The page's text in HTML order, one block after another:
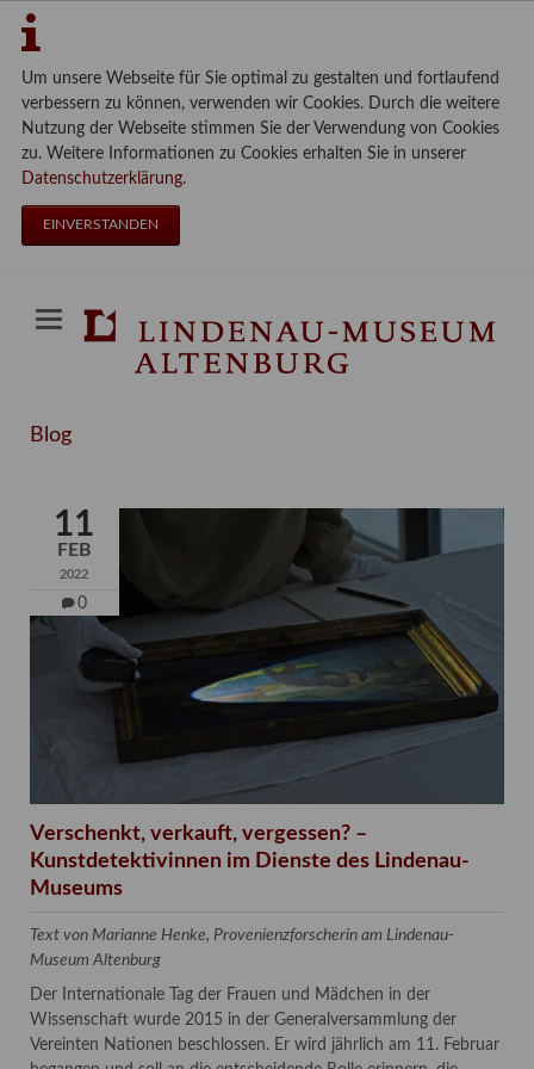
Um unsere Webseite für Sie optimal zu gestalten und fortlaufend
verbessern zu können, verwenden wir Cookies. Durch die weitere
Nutzung der Webseite stimmen Sie der Verwendung von Cookies
zu. Weitere Informationen zu Cookies erhalten Sie in unserer
Datenschutzerklärung.
EINVERSTANDEN
Blog
11
FEB
2022
0
Verschenkt, verkauft, vergessen? –
Kunstdetektivinnen im Dienste des Lindenau-
Museums
Text von Marianne Henke, Provenienzforscherin am Lindenau-
Museum Altenburg
Der Internationale Tag der Frauen und Mädchen in der
Wissenschaft wurde 2015 in der Generalversammlung der
Vereinten Nationen beschlossen. Er wird jährlich am 11. Februar